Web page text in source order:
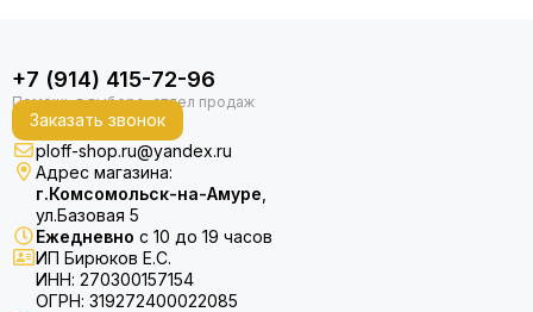
+7 (914) 415-72-96
Заказать звонок
ploff-shop.ru@yandex.ru
Адрес магазина:
г.Комсомольск-на-Амуре
ул.Базовая 5
Ежедневно с 10 до 19 часов
ИП Бирюков Е.С.
ИНН: 270300157154
ОГРН: 319272400022085